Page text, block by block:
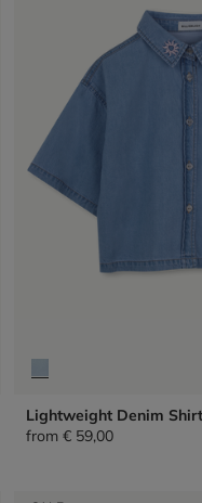
Lightweight Denim Shirt
from € 59,00